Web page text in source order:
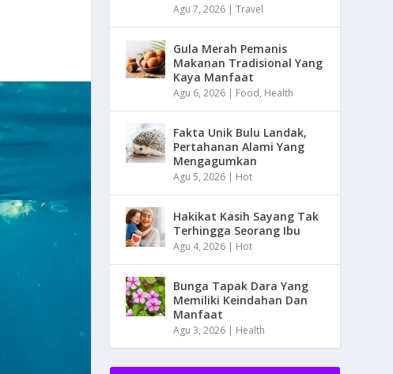
Agu 7, 2026 |Travel
Gula Merah Pemanis
Makanan Tradisional Yang
Kaya Manfaat
Agu 6, 2026 | Food, Health
Fakta Unik Bulu Landak,
Pertahanan Alami Yang
Mengagumkan
Agu 5, 2026 | Hot
Hakikat Kasih Sayang Tak
Terhingga Seorang Ibu
Agu 4, 2026 | Hot
Bunga Tapak Dara Yang
Memiliki Keindahan Dan
Manfaat
Agu 3, 2026 | Health